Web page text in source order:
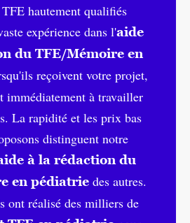
hautement qualifiés
expérience dans l'aide
du TFE/Mémoire en
reçoivent votre projet,
immédiatement à travailler
La rapidité et les prix bas
distinguent notre
à la rédaction du
en pédiatrie des autres.
ont réalisé des milliers de